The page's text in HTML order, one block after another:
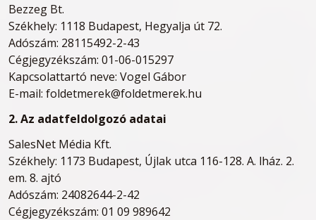
Bezzeg Bt.
Székhely: 1118 Budapest, Hegyalja út 72.
Adószám: 28115492-2-43
Cégjegyzékszám: 01-06-015297
Kapcsolattartó neve: Vogel Gábor
E-mail: foldetmerek@foldetmerek.hu
2. Az adatfeldolgozó adatai
SalesNet Média Kft.
Székhely: 1173 Budapest, Újlak utca 116-128. A. lház. 2.
em. 8. ajtó
Adószám: 24082644-2-42
Cégjegyzékszám: 01 09 989642